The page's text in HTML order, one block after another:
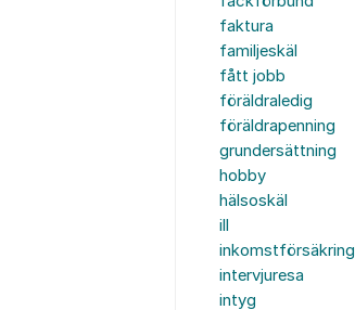
faktura
familjeskäl
fått jobb
föräldraledig
föräldrapenning
grundersättning
hobby
hälsoskäl
ill
inkomstförsäkring
intervjuresa
intyg